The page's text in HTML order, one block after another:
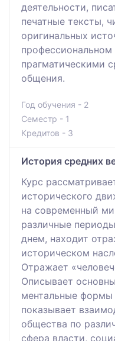
деятельности,
печатные тексты,
оригинальных
профессиональном
прагматическими
общения.
Год обучения - 2
Семестр - 1
Кредитов - 3
История средних
Курс
исторического
на современный
различные
днем, находит
историческом
Отражает
Описывает
ментальные формы
показывает
общества по
сфера власти,